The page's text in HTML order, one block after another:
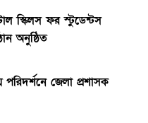
স্কিলস ফর স্টুডেন্টস
অনুষ্ঠিত
পরিদর্শনে জেলা প্রশাসক